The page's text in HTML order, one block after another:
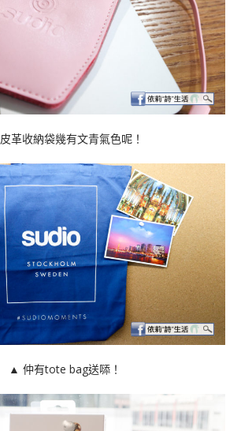
皮革收納袋幾有文青氣色呢！
▲ 仲有tote bag送𠻹！